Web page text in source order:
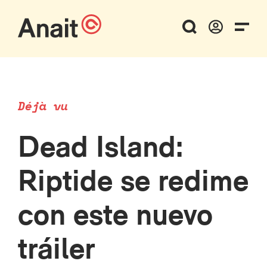
Déjà vu
Dead Island:
Riptide se redime
con este nuevo
tráiler